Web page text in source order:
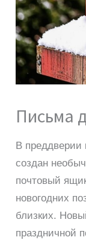
Письма
В преддверии
создан
почтовый
новогодних
близких.
праздничной